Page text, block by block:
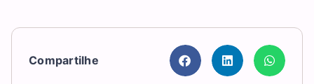
Compartilhe